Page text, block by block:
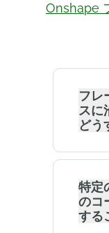
Onshape
フレ
スに
どう
特定
のコ
する